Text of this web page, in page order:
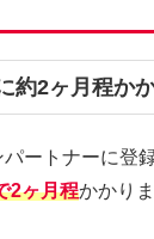
約2ヶ月程か
ートナーに登
2ヶ月程かかりま